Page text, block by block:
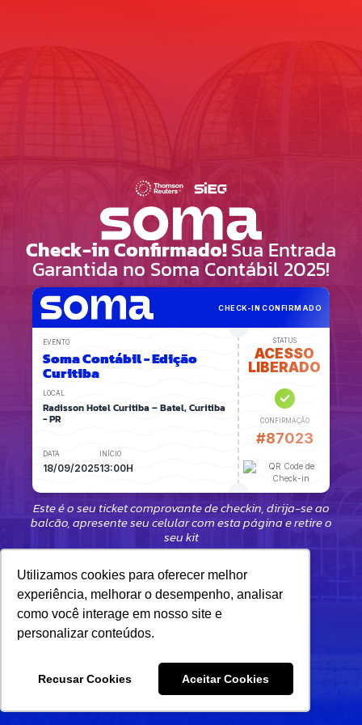
Utilizamos cookies para oferecer melhor
experiência, melhorar o desempenho, analisar
como você interage em nosso site e
personalizar conteúdos.
Recusar Cookies Aceitar Cookies
Check-in Confirmado!Sua Entrada
Garantida no Soma Contábil 2025!
CHECK-IN CONFIRMADO
EVENTO
Soma Contábil - Edição
Curitiba
LOCAL
Radisson Hotel Curitiba – Batel, Curitiba
- PR
DATA
18/09/2025
INÍCIO
13:00H
STATUS
ACESSO
LIBERADO
CONFIRMAÇÃO
#87023
Este é o seu ticket comprovante de checkin, dirija-se ao
balcão, apresente seu celular com esta página e retire o
seu kit